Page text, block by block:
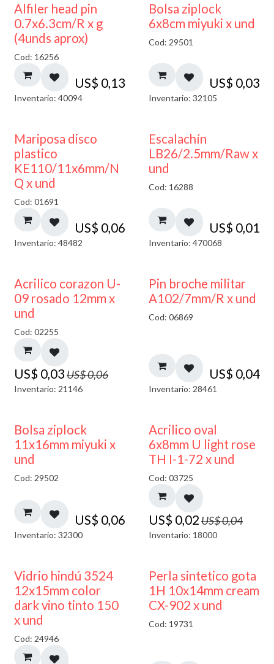
Alfiler head pin
0.7x6.3cm/R x g
(4unds aprox)
Cod: 16256
US$ 0,13
Inventario: 40094
¡NUEVO!
Bolsa ziplock
6x8cm miyuki x und
Cod: 29501
US$ 0,03
Inventario: 32105
Mariposa disco
plastico
KE110/11x6mm/N
Q x und
Cod: 01691
US$ 0,06
Inventario: 48482
Escalachín
LB26/2.5mm/Raw x
und
Cod: 16288
US$ 0,01
Inventario: 470068
50% DESCUENTO
Acrilico corazon U-
09 rosado 12mm x
und
Cod: 02255
US$ 0,03US$0,06
Inventario: 21146
Pin broche militar
A102/7mm/R x und
Cod: 06869
US$ 0,04
Inventario: 28461
¡NUEVO!
Bolsa ziplock
11x16mm miyuki x
und
Cod: 29502
US$ 0,06
Inventario: 32300
50% DESCUENTO
Acrilico oval
6x8mm U light rose
TH I-1-72 x und
Cod: 03725
US$ 0,02US$0,04
Inventario: 18000
40% DESCUENTO
Vidrio hindú 3524
12x15mm color
dark vino tinto 150
x und
Cod: 24946
Perla sintetico gota
1H 10x14mm cream
CX-902 x und
Cod: 19731